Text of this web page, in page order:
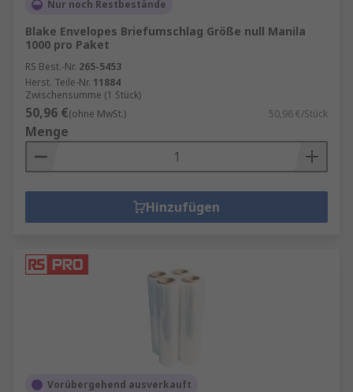
Nur noch Restbestände
Blake Envelopes Briefumschlag Größe null Manila
1000 pro Paket
RS Best.-Nr. 265-5453
Herst. Teile-Nr. 11884
Zwischensumme (1 Stück)
50,96 €(ohne MwSt.) 50,96 €/Stück
Menge
Hinzufügen
Vorübergehend ausverkauft